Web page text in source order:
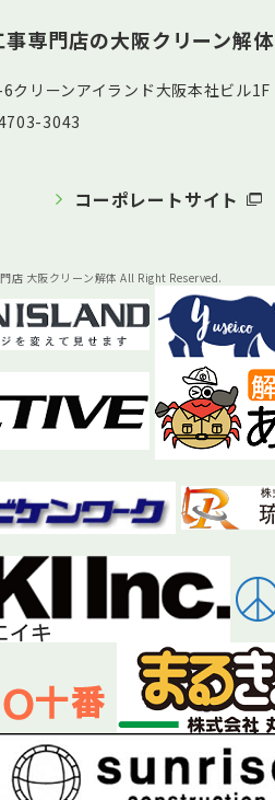
専門店の大阪クリーン解体
リーンアイランド大阪本社ビル1F
3043
コーポレートサイト
大阪クリーン解体 All Right Reserved.